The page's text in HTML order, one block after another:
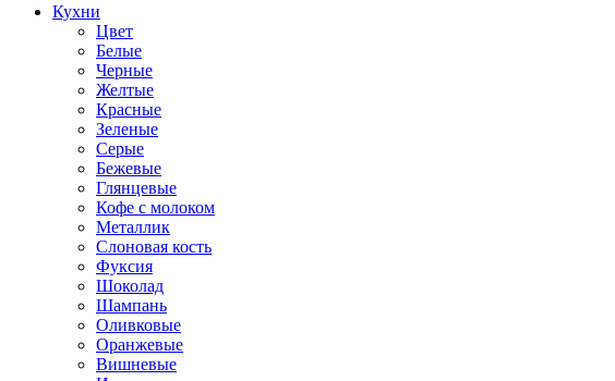
Кухни
Цвет
Белые
Черные
Желтые
Красные
Зеленые
Серые
Бежевые
Глянцевые
Кофе с молоком
Металлик
Слоновая кость
Фуксия
Шоколад
Шампань
Оливковые
Оранжевые
Вишневые